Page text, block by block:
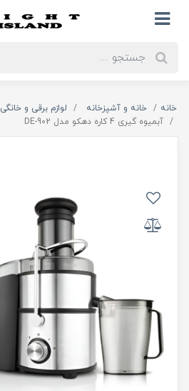
خانه خانه و آشپزخانه لوازم برقی و خانگی
آبمیوه گیری 4 کاره دهکو مدل DE-902